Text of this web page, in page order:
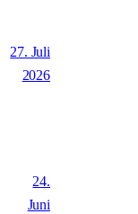
27. Juli
2026
24.
Juni